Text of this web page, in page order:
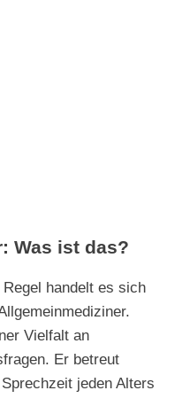
Was ist das?
handelt es sich
Vielfalt an
Er betreut
jeden Alters